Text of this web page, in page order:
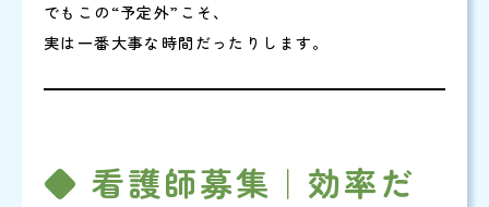
でもこの“予定外”こそ、
実は一番大事な時間だったりします。
◆ 看護師募集｜効率だ